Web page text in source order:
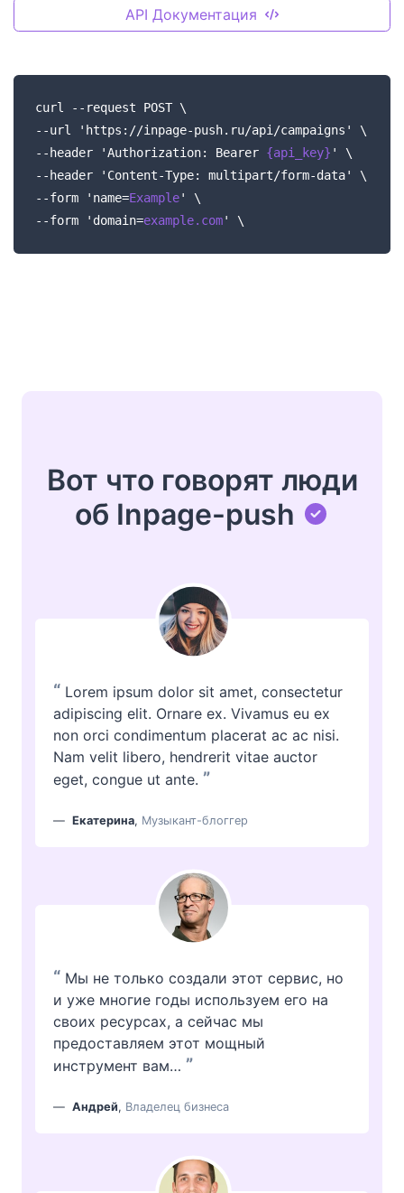
API Документация
curl --request POST \
--url 'https://inpage-push.ru/api/campaigns' \
--header 'Authorization: Bearer {api_key} ' \
--header 'Content-Type: multipart/form-data' \
--form 'name=Example' \
--form 'domain=example.com' \
Вот что говорят люди
об Inpage-push
“ Lorem ipsum dolor sit amet, consectetur
adipiscing elit. Ornare ex. Vivamus eu ex
non orci condimentum placerat ac ac nisi.
Nam velit libero, hendrerit vitae auctor
eget, congue ut ante. ”
Екатерина, Музыкант-блоггер
“ Мы не только создали этот сервис, но
и уже многие годы используем его на
своих ресурсах, а сейчас мы
предоставляем этот мощный
инструмент вам… ”
Андрей, Владелец бизнеса